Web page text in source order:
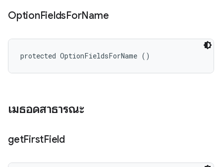
OptionFieldsForName
protected OptionFieldsForName ()
เมธอดสาธารณะ
getFirstField